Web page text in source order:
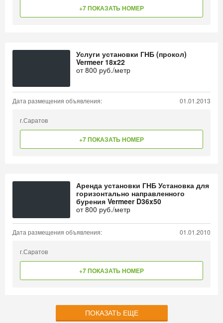
+7 ПОКАЗАТЬ НОМЕР
Услуги установки ГНБ (прокол)
Vermeer 18x22
от800 руб./метр
Дата размещения объявления: 01.01.2013
г.Саратов
+7 ПОКАЗАТЬ НОМЕР
Аренда установки ГНБ Установка для
горизонтально направленного
бурения Vermeer D36x50
от800 руб./метр
Дата размещения объявления: 01.01.2010
г.Саратов
+7 ПОКАЗАТЬ НОМЕР
ПОКАЗАТЬ ЕЩЕ